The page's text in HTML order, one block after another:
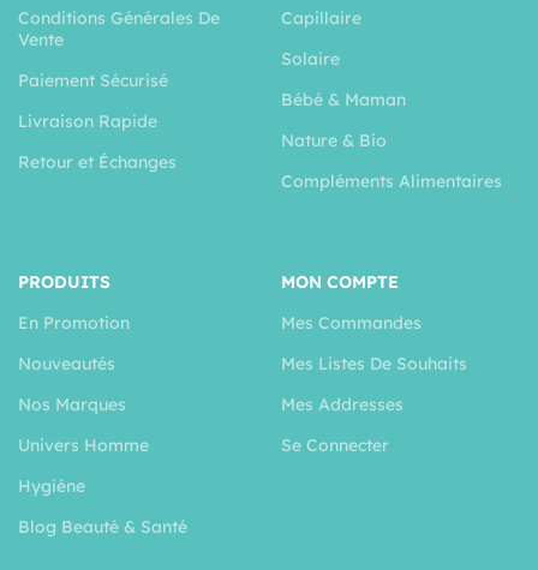
Conditions Générales De
Vente
Paiement Sécurisé
Livraison Rapide
Retour et Échanges
Capillaire
Solaire
Bébé & Maman
Nature & Bio
Compléments Alimentaires
PRODUITS
En Promotion
Nouveautés
Nos Marques
Univers Homme
Hygiéne
Blog Beauté & Santé
MON COMPTE
Mes Commandes
Mes Listes De Souhaits
Mes Addresses
Se Connecter